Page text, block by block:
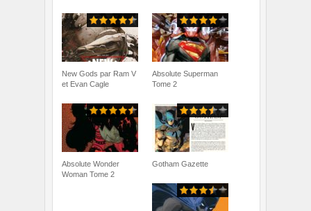
New Gods par Ram V
et Evan Cagle
Absolute Superman
Tome 2
Absolute Wonder
Woman Tome 2
Gotham Gazette